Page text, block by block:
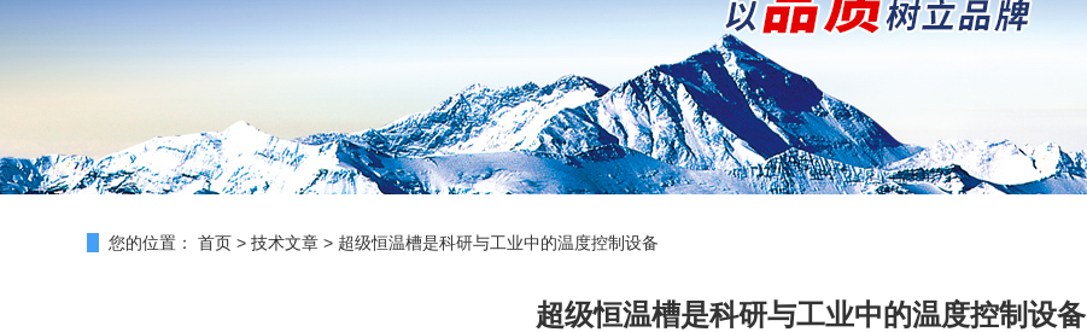
您的位置： 首页 > 技术文章 > 超级恒温槽是科研与工业中的温度控制设备
超级恒温槽是科研与工业中的温度控制设备